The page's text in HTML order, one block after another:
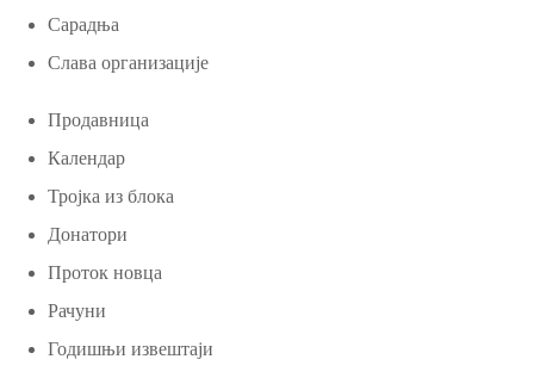
Сарадња
Слава организације
Продавница
Календар
Тројка из блока
Донатори
Проток новца
Рачуни
Годишњи извештаји